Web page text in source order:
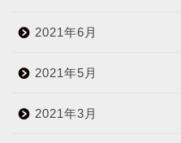
2021年6月
2021年5月
2021年3月